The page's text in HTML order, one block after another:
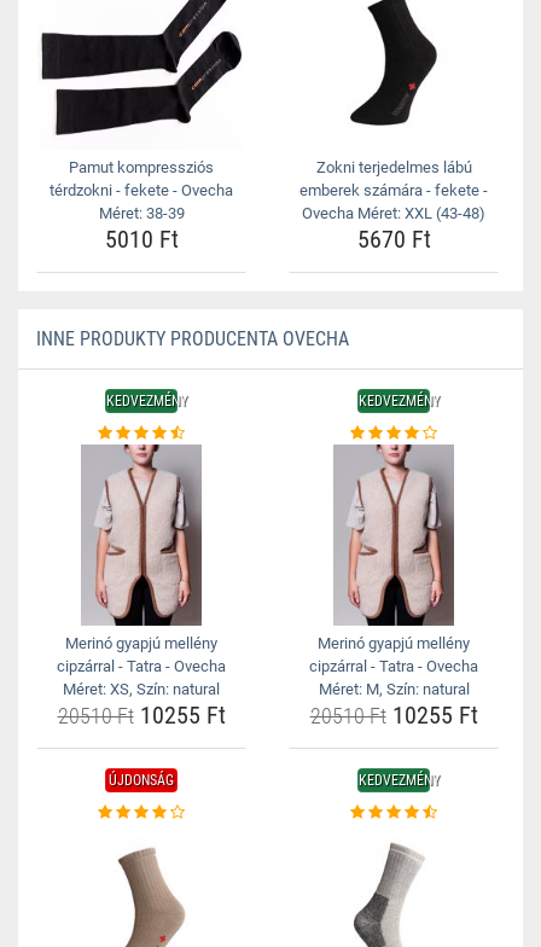
Pamut kompressziós
térdzokni - fekete - Ovecha
Méret: 38-39
5010 Ft
Zokni terjedelmes lábú
emberek számára - fekete -
Ovecha Méret: XXL (43-48)
5670 Ft
INNE PRODUKTY PRODUCENTA OVECHA
KEDVEZMÉNY
Merinó gyapjú mellény
cipzárral - Tatra - Ovecha
Méret: XS, Szín: natural
20510 Ft10255 Ft
KEDVEZMÉNY
Merinó gyapjú mellény
cipzárral - Tatra - Ovecha
Méret: M, Szín: natural
20510 Ft10255 Ft
ÚJDONSÁG KEDVEZMÉNY